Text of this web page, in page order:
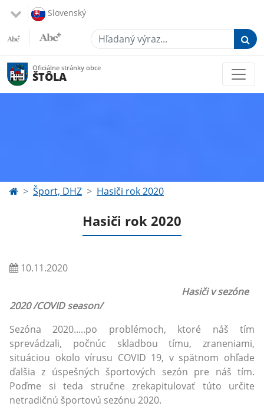
Slovenský
Hľadaný výraz...
Oficiálne stránky obce
ŠTÔLA
Šport, DHZ Hasiči rok 2020
Hasiči rok 2020
10.11.2020
Hasiči v sezóne
2020 /COVID season/
Sezóna 2020.....po problémoch, ktoré náš tím
sprevádzali, počnúc skladbou tímu, zraneniami,
situáciou okolo vírusu COVID 19, v spätnom ohľade
ďalšia z úspešných športových sezón pre náš tím.
Poďme si teda stručne zrekapitulovať túto určite
netradičnú športovú sezónu 2020.